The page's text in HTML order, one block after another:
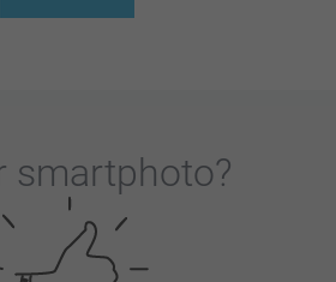
smartphoto?